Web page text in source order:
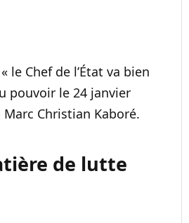
Chef de l’État va bien
pouvoir le 24 janvier
Christian Kaboré.
de lutte